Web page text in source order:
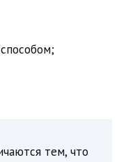
тем, что